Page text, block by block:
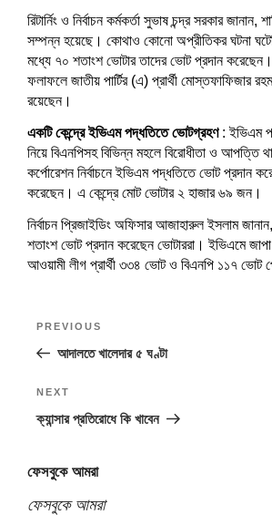
i
n
d
o
w
n
d
o
w
)
n
d
o
w
d
o
w
)
i
n
d
o
w
)
d
o
w
) )
রিটার্নিং ও নির্বাচন কর্মকর্তা সুভাষ চন্দ্র সরকার জানান,
সম্পন্ন হয়েছে। কোথাও কোনো অপ্রীতিকর ঘটনা
মধ্যে ৭০ শতাংশ ভোটার তাদের ভোট প্রদান করেছেন।
ফলাফলে জাতীয় পার্টির (এ) প্রার্থী মোস্তফাফিজার
রয়েছেন।
একটি কেন্দ্রে ইভিএম পদ্ধতিতে ভোটগ্রহণ: ইভিএম
নিয়ে বিএনপিসহ বিভিন্ন মহলে বিরোধীতা ও আপত্তি
কর্পোরেশন নির্বাচনে ইভিএম পদ্ধতিতে ভোট প্রদান
করেছেন। এ কেন্দ্রে মোট ভোটার ২ হাজার ৬৯ জন।
নির্বাচন প্রিজাইডিং অফিসার আজাহারুল ইসলাম
শতাংশ ভোট প্রদান করেছেন ভোটাররা। ইভিএমে
আওয়ামী লীগ প্রার্থী ৩৩৪ ভোট ও বিএনপি ১১৭ ভোট
Previous
Post
PREVIOUS
আদালতে খালেদার ৫ ঘণ্টা
Next
Post
NEXT
ক্যান্সার প্রতিরোধে কি খাবেন
ফেসবুকে আমরা
ফেসবুকে আমরা